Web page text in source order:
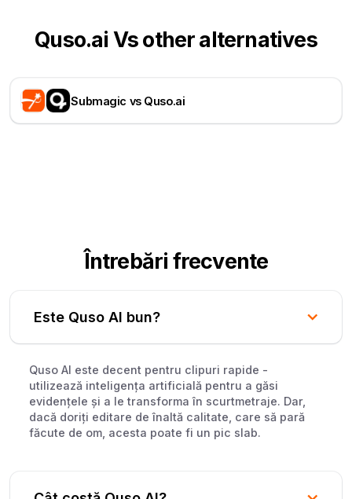
Quso.ai Vs other alternatives
Submagic vs Quso.ai
Întrebări frecvente
Este Quso AI bun?
Quso AI este decent pentru clipuri rapide -
utilizează inteligența artificială pentru a găsi
evidențele și a le transforma în scurtmetraje. Dar,
dacă doriți editare de înaltă calitate, care să pară
făcute de om, acesta poate fi un pic slab.